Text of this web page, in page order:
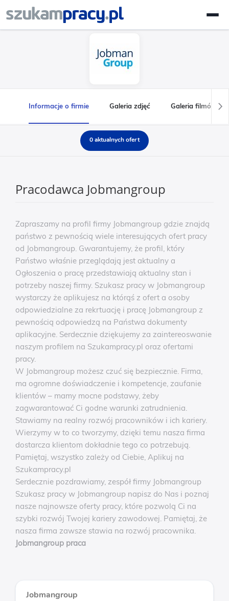
Informacje o firmie Galeria zdjęć Galeria filmów
0 aktualnych ofert
Pracodawca Jobmangroup
Zapraszamy na profil firmy Jobmangroup gdzie znajdą
państwo z pewnością wiele interesujących ofert pracy
od Jobmangroup. Gwarantujemy, że profil, który
Państwo właśnie przeglądają jest aktualny a
Ogłoszenia o pracę przedstawiają aktualny stan i
potrzeby naszej firmy. Szukasz pracy w Jobmangroup
wystarczy że aplikujesz na którąś z ofert a osoby
odpowiedzialne za rekrtuację i pracę Jobmangroup z
pewnością odpowiedzą na Państwa dokumenty
aplikacyjne. Serdecznie dziękujemy za zaintereoswanie
naszym profilem na Szukampracy.pl oraz ofertami
pracy.
W Jobmangroup możesz czuć się bezpiecznie. Firma,
ma ogromne doświadczenie i kompetencje, zaufanie
klientów – mamy mocne podstawy, żeby
zagwarantować Ci godne warunki zatrudnienia.
Stawiamy na realny rozwój pracowników i ich kariery.
Wierzymy w to co tworzymy, dzięki temu nasza firma
dostarcza klientom dokładnie tego co potrzebują.
Pamiętaj, wszystko zależy od Ciebie, Aplikuj na
Szukampracy.pl
Serdecznie pozdrawiamy, zespół firmy Jobmangroup
Szukasz pracy w Jobmangroup napisz do Nas i poznaj
nasze najnowsze oferty pracy, które pozwolą Ci na
szybki rozwój Twojej kariery zawodowej. Pamiętaj, że
nasza firma zawsze stawia na rozwój pracownika.
Jobmangroup praca
Jobmangroup